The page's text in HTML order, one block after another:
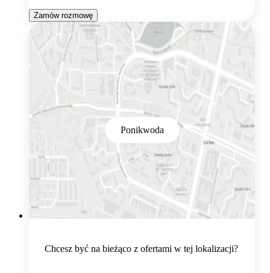
Zamów rozmowę
Ponikwoda
Chcesz być na bieżąco z ofertami w tej lokalizacji?